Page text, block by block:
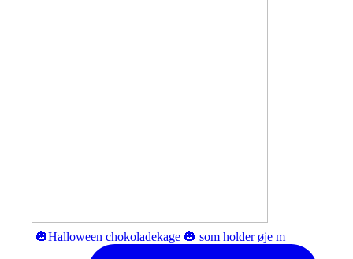
🎃Halloween chokoladekage 🎃 som holder øje m